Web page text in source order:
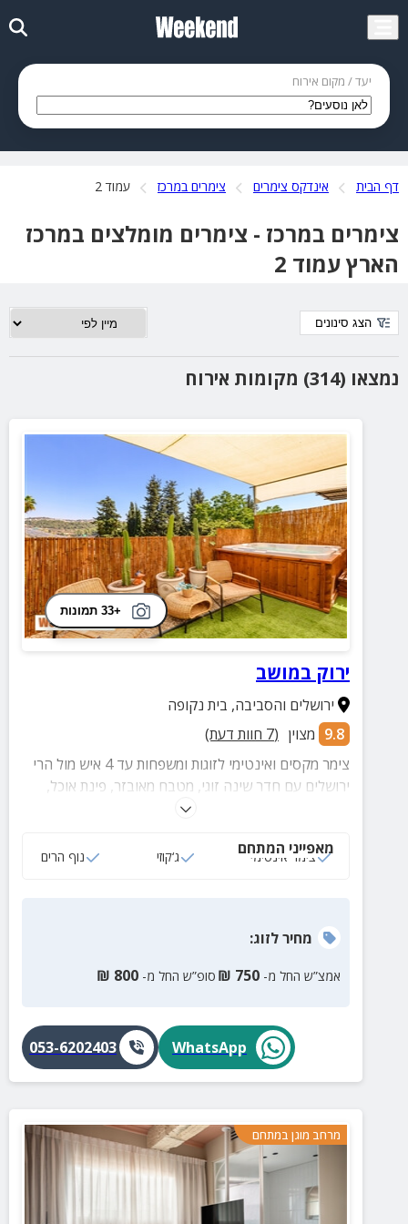
יעד / מקום אירוח
דף הבית אינדקס צימרים צימרים במרכז עמוד 2
צימרים במרכז - צימרים מומלצים במרכז
הארץ עמוד 2
נמצאו (314) מקומות אירוח
הצג סינונים
+33 תמונות
ירוק במושב
ירושלים והסביבה, בית נקופה
9.8 מצוין (
7 חוות דעת)
צימר מקסים ואינטימי לזוגות ומשפחות עד 4 איש מול הרי
ירושלים עם חדר שינה זוגי, מטבח מאובזר, פינת אוכל,
סלון מרווח וחצר פרטית עם ג'קוזי ספא מפנק ומגוון פינות
מאפייני המתחם
צימר אינטימי ג‘קוזי נוף הרים
מחירלזוג:
אמצ”ש החל מ- 750
₪ סופ”ש החל מ- 800
₪
WhatsApp
053-6202403
מרחב מוגן במתחם